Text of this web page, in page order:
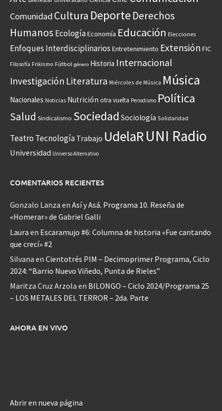
Comunidad Cultura Deporte Derechos
Humanos EcologíaEconomía Educación Elecciones
Enfoques Interdisciplinarios Entretenimiento Extensión FIC
Filosofía Frikismo Fútbol género Historia Internacional
Investigación Literatura Miércoles de Música Música
Nacionales Noticias Nutrición otra vuelta Periodismo Política
Salud Sindicalismo Sociedad Sociología Solidaridad
Teatro Tecnología Trabajo UdelaRUNI Radio
Universidad Universo Alternativo
COMENTARIOS RECIENTES
Gonzalo Lanza en Así y Asá. Programa 10. Reseña de
«Homerar» de Gabriel Galli
Laura en Escaramujo #6: Columna de historia «Fue cantando
que crecí» #2
Silvana en Cientotrés PIM – Decimoprimer Programa, Ciclo
2024: “Barrio Nuevo Viñedo, Punta de Rieles”
Maritza Cruz Arzola en BILONGO – Ciclo 2024/Programa 25
– LOS METALES DEL TERROR – 2da. Parte
AHORA EN VIVO
Abrir en nueva página